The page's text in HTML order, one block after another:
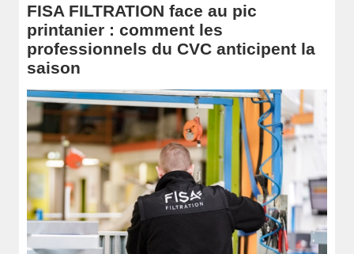
FISA FILTRATION face au pic
printanier : comment les
professionnels du CVC anticipent la
saison